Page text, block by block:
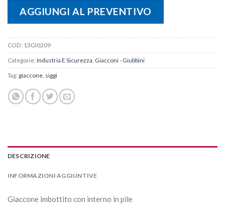
AGGIUNGI AL PREVENTIVO
COD: 13GI0209
Categorie: Industria E Sicurezza, Giacconi - Giubbini
Tag: giaccone, siggi
DESCRIZIONE
INFORMAZIONI AGGIUNTIVE
Giaccone imbottito con interno in pile